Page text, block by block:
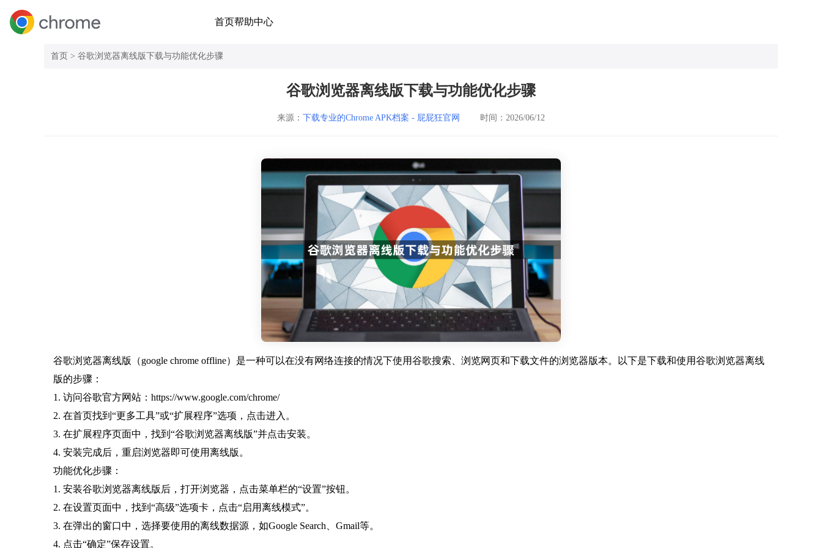
首页帮助中心
首页 > 谷歌浏览器离线版下载与功能优化步骤
谷歌浏览器离线版下载与功能优化步骤
来源：下载专业的Chrome APK档案 - 屁屁狂官网 时间：2026/06/12
谷歌浏览器离线版（google chrome offline）是一种可以在没有网络连接的情况下使用谷歌搜索、浏览网页和下载文件的浏览器版本。以下是下载和使用谷歌浏览器离线
版的步骤：
1. 访问谷歌官方网站：https://www.google.com/chrome/
2. 在首页找到“更多工具”或“扩展程序”选项，点击进入。
3. 在扩展程序页面中，找到“谷歌浏览器离线版”并点击安装。
4. 安装完成后，重启浏览器即可使用离线版。
功能优化步骤：
1. 安装谷歌浏览器离线版后，打开浏览器，点击菜单栏的“设置”按钮。
2. 在设置页面中，找到“高级”选项卡，点击“启用离线模式”。
3. 在弹出的窗口中，选择要使用的离线数据源，如Google Search、Gmail等。
4. 点击“确定”保存设置。